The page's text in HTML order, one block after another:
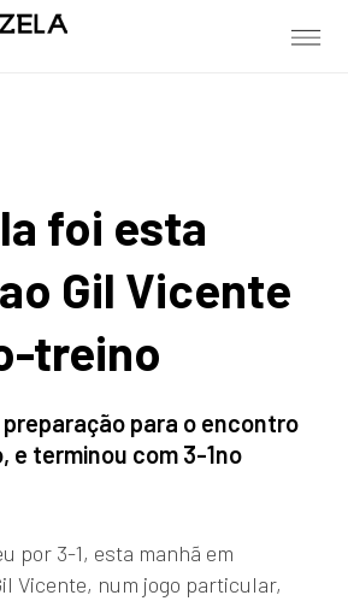
foi esta
Gil Vicente
treino
para o encontro
e terminou com 3-1no
por 3-1, esta manhã em
Vicente, num jogo particular,